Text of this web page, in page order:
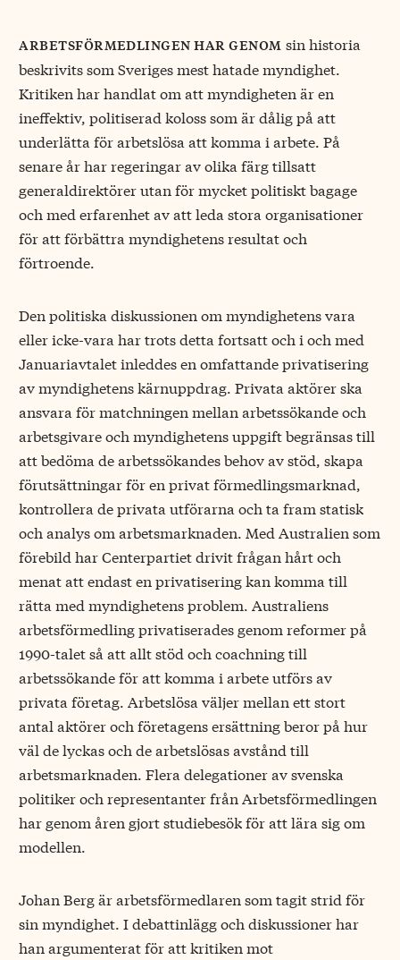
arbetsförmedlingen har genom sin historia
beskrivits som Sveriges mest hatade myndighet.
Kritiken har handlat om att myndigheten är en
ineffektiv, politiserad koloss som är dålig på att
underlätta för arbetslösa att komma i arbete. På
senare år har regeringar av olika färg tillsatt
generaldirektörer utan för mycket politiskt bagage
och med erfarenhet av att leda stora organisationer
för att förbättra myndighetens resultat och
förtroende.
Den politiska diskussionen om myndighetens vara
eller icke-vara har trots detta fortsatt och i och med
Januariavtalet inleddes en omfattande privatisering
av myndighetens kärnuppdrag. Privata aktörer ska
ansvara för matchningen mellan arbetssökande och
arbetsgivare och myndighetens uppgift begränsas till
att bedöma de arbetssökandes behov av stöd, skapa
förutsättningar för en privat förmedlingsmarknad,
kontrollera de privata utförarna och ta fram statisk
och analys om arbetsmarknaden. Med Australien som
förebild har Centerpartiet drivit frågan hårt och
menat att endast en privatisering kan komma till
rätta med myndighetens problem. Australiens
arbetsförmedling privatiserades genom reformer på
1990-talet så att allt stöd och coachning till
arbetssökande för att komma i arbete utförs av
privata företag. Arbetslösa väljer mellan ett stort
antal aktörer och företagens ersättning beror på hur
väl de lyckas och de arbetslösas avstånd till
arbetsmarknaden. Flera delegationer av svenska
politiker och representanter från Arbetsförmedlingen
har genom åren gjort studiebesök för att lära sig om
modellen.
Johan Berg är arbetsförmedlaren som tagit strid för
sin myndighet. I debattinlägg och diskussioner har
han argumenterat för att kritiken mot